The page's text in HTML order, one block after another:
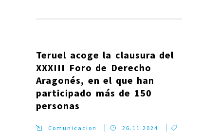
Teruel acoge la clausura del
XXXIII Foro de Derecho
Aragonés, en el que han
participado más de 150
personas
Comunicacion
26.11.2024